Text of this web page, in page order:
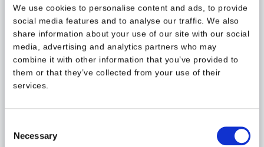
We use cookies to personalise content and ads, to provide
social media features and to analyse our traffic. We also
share information about your use of our site with our social
media, advertising and analytics partners who may
combine it with other information that you’ve provided to
them or that they’ve collected from your use of their
services.
Selection
Necessary
Sähköinen prosessi tulee vapauttamaan työaikaa
lisäarvoa tuottaviin tehtäviin
Suurin parannus on ehdottomasti
liikuntapalveluiden työntekijöiden
käyttökokemuksessa:
ajantasaisuus lisääntyy
merkittävästi. -Aleksi Fonselius,
Liikuntapaikkavarausten